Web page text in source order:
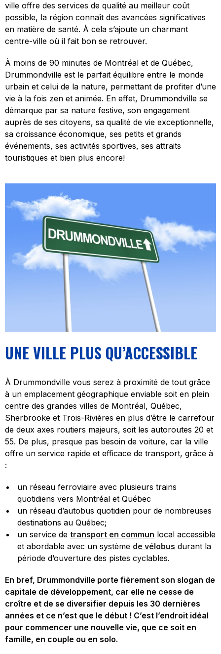
ville offre des services de qualité au meilleur coût
possible, la région connaît des avancées significatives
en matière de santé. À cela s’ajoute un charmant
centre-ville où il fait bon se retrouver.
À moins de 90 minutes de Montréal et de Québec,
Drummondville est le parfait équilibre entre le monde
urbain et celui de la nature, permettant de profiter d’une
vie à la fois zen et animée. En effet, Drummondville se
démarque par sa nature festive, son engagement
auprès de ses citoyens, sa qualité de vie exceptionnelle,
sa croissance économique, ses petits et grands
événements, ses activités sportives, ses attraits
touristiques et bien plus encore!
UNE VILLE PLUS QU’ACCESSIBLE
À Drummondville vous serez à proximité de tout grâce
à un emplacement géographique enviable soit en plein
centre des grandes villes de Montréal, Québec,
Sherbrooke et Trois-Rivières en plus d’être le carrefour
de deux axes routiers majeurs, soit les autoroutes 20 et
55. De plus, presque pas besoin de voiture, car la ville
offre un service rapide et efficace de transport, grâce à
:
un réseau ferroviaire avec plusieurs trains
quotidiens vers Montréal et Québec
un réseau d’autobus quotidien pour de nombreuses
destinations au Québec;
un service de transport en commun local accessible
et abordable avec un système de vélobus durant la
période d’ouverture des pistes cyclables.
En bref, Drummondville porte fièrement son slogan de
capitale de développement, car elle ne cesse de
croître et de se diversifier depuis les 30 dernières
années et ce n’est que le début ! C’est l’endroit idéal
pour commencer une nouvelle vie, que ce soit en
famille, en couple ou en solo.